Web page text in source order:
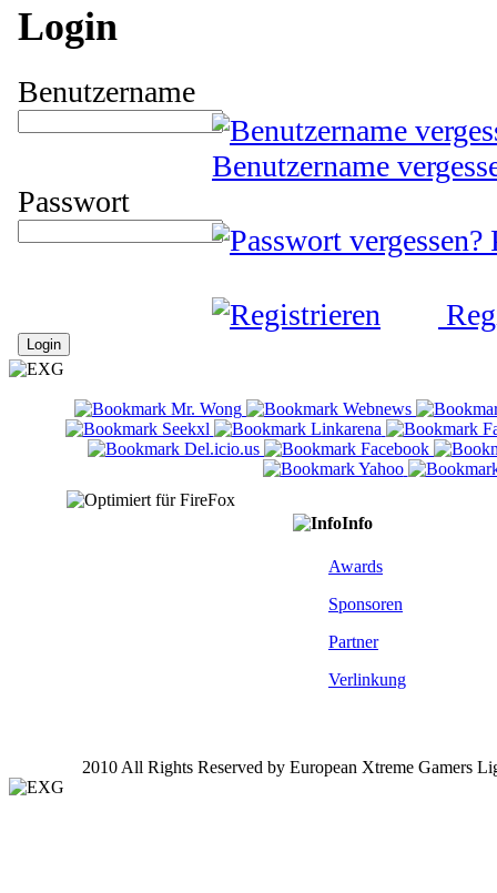
Login
Benutzername
Benutzername
Passwort
Info
Awards
Sponsoren
Partner
Verlinkung
2010 All Rights Reserved by European Xtreme Gamers